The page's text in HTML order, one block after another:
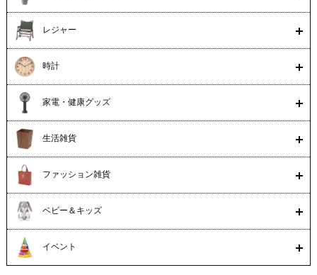
レジャー
時計
家電・健康グッズ
生活雑貨
ファッション雑貨
ベビー＆キッズ
イベント